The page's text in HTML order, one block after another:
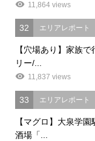
11,864 views
32 エリアレポート
【穴場あり】家族
リー/...
11,837 views
33 エリアレポート
【マグロ】大泉学
酒場「...